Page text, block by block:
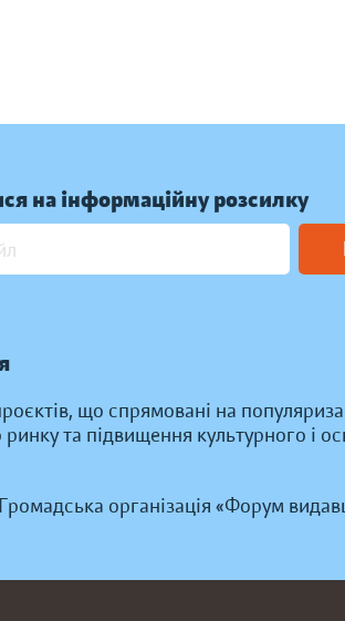
на інформаційну розсилку
що спрямовані на
та підвищення культурного і
організація «Форум